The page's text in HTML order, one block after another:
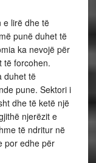
e lirë dhe të
punë duhet të
ka nevojë për
të forcohen.
duhet të
pune. Sektori i
dhe të ketë një
njerëzit e
të ndritur në
por edhe për